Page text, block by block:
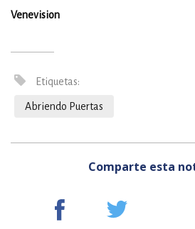
Venevision
Etiquetas:
Abriendo Puertas
Comparte esta